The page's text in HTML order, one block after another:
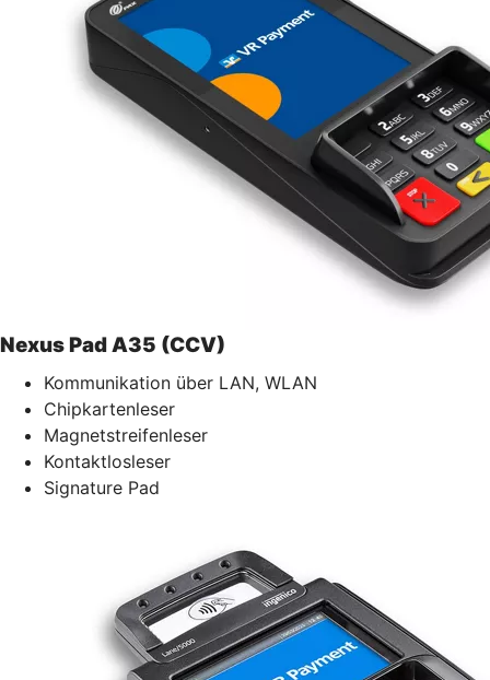
Nexus Pad A35 (CCV)
Kommunikation über LAN, WLAN
Chipkartenleser
Magnetstreifenleser
Kontaktlosleser
Signature Pad